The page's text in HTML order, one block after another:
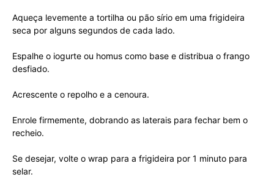
Aqueça levemente a tortilha ou pão sírio em uma frigideira
seca por alguns segundos de cada lado.
Espalhe o iogurte ou homus como base e distribua o frango
desfiado.
Acrescente o repolho e a cenoura.
Enrole firmemente, dobrando as laterais para fechar bem o
recheio.
Se desejar, volte o wrap para a frigideira por 1 minuto para
selar.